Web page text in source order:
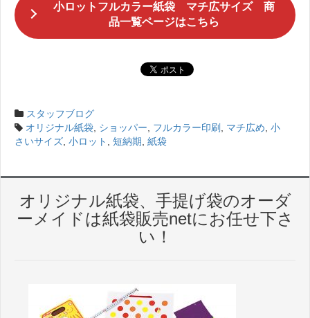
小ロットフルカラー紙袋 マチ広サイズ 商
品一覧ページはこちら
スタッフブログ
オリジナル紙袋 ショッパー フルカラー印刷 マチ広め 小
さいサイズ 小ロット 短納期 紙袋
オリジナル紙袋、手提げ袋のオーダ
ーメイドは紙袋販売netにお任せ下さ
い！